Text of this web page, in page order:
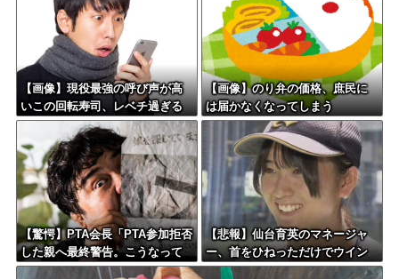
【画像】現役最強の呼び声が高
いこの回転寿司、レベチ過ぎる
→ご覧くださいw w w w w w w
【画像】のり弁の価格、庶民に
は届かなくなってしまう
【驚愕】PTA会長「PTA参加拒否
した親へ最終警告。こうなって
もいい？」←コレはどっちが悪
【悲報】仙台育英のマネージャ
ー、首をひねっただけでウイン
クしたことにされてしまうｗｗ